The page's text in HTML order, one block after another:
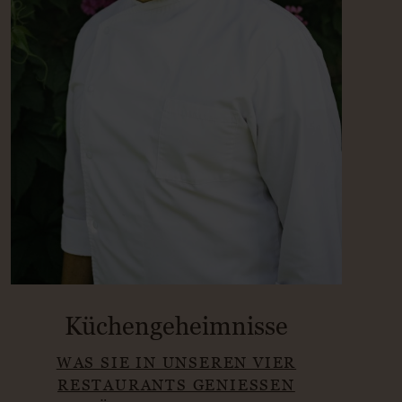
Küchengeheimnisse
WAS SIE IN UNSEREN VIER
RESTAURANTS GENIESSEN K